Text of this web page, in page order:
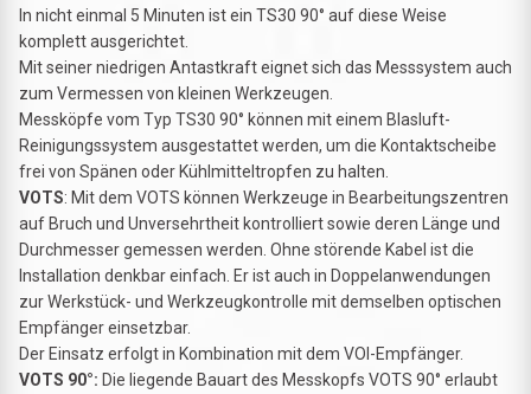
In nicht einmal 5 Minuten ist ein TS30 90° auf diese Weise
komplett ausgerichtet.
Mit seiner niedrigen Antastkraft eignet sich das Messsystem auch
zum Vermessen von kleinen Werkzeugen.
Messköpfe vom Typ TS30 90° können mit einem Blasluft-
Reinigungssystem ausgestattet werden, um die Kontaktscheibe
frei von Spänen oder Kühlmitteltropfen zu halten.
VOTS: Mit dem VOTS können Werkzeuge in Bearbeitungszentren
auf Bruch und Unversehrtheit kontrolliert sowie deren Länge und
Durchmesser gemessen werden. Ohne störende Kabel ist die
Installation denkbar einfach. Er ist auch in Doppelanwendungen
zur Werkstück- und Werkzeugkontrolle mit demselben optischen
Empfänger einsetzbar.
Der Einsatz erfolgt in Kombination mit dem VOI-Empfänger.
VOTS 90°: Die liegende Bauart des Messkopfs VOTS 90° erlaubt